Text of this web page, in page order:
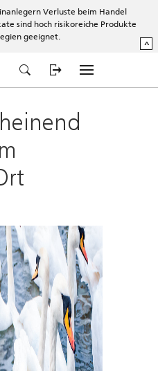
Verluste beim Handel
sind hoch risikoreiche Produkte
geeignet.
^